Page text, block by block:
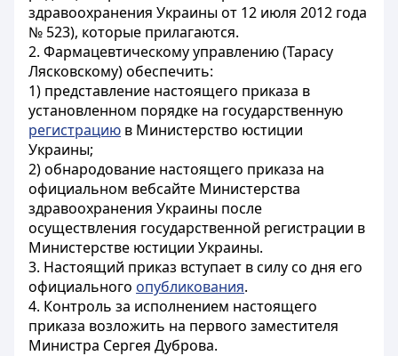
здравоохранения Украины от 12 июля 2012 года
№ 523), которые прилагаются.
2. Фармацевтическому управлению (Тарасу
Лясковскому) обеспечить:
1) представление настоящего приказа в
установленном порядке на государственную
регистрацию в Министерство юстиции
Украины;
2) обнародование настоящего приказа на
официальном вебсайте Министерства
здравоохранения Украины после
осуществления государственной регистрации в
Министерстве юстиции Украины.
3. Настоящий приказ вступает в силу со дня его
официального опубликования.
4. Контроль за исполнением настоящего
приказа возложить на первого заместителя
Министра Сергея Дуброва.